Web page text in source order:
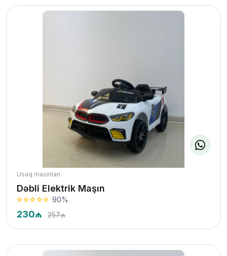
Usaq masinlari
Dəbli Elektrik Maşın
90%
230₼ 257₼